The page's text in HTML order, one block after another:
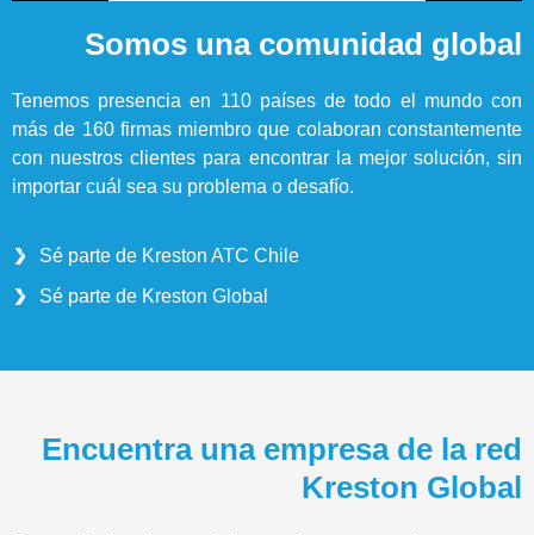
Somos una comunidad global
Tenemos presencia en 110 países de todo el mundo con
más de 160 firmas miembro que colaboran constantemente
con nuestros clientes para encontrar la mejor solución, sin
importar cuál sea su problema o desafío.
Sé parte de Kreston ATC Chile
Sé parte de Kreston Global
Encuentra una empresa de la red
Kreston Global